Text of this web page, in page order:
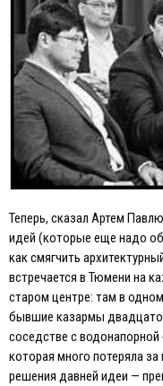
Теперь, сказал Артем
идей (которые еще надо
как смягчить
встречается в Тюмени на
старом центре: там в
бывшие казармы
соседстве с
которая много потеряла
решения давней идеи —